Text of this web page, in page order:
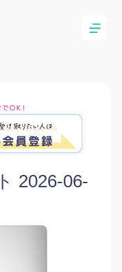
2026-06-